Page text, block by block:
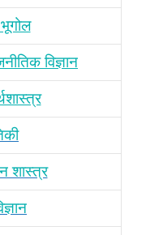
विज्ञान
शास्‍त्र